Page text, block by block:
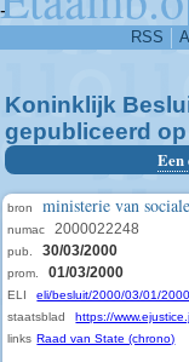
-
RSS
Koninklijk
gepubliceerd op
Een
bron ministerie van
numac 2000022248
pub. 30/03/2000
prom. 01/03/2000
ELI
eli/besluit/2000/03/01/
staatsblad
https://
links Raad van State (chrono)